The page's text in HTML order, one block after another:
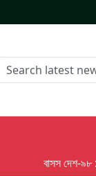
বাসস দেশ-৯৮ :